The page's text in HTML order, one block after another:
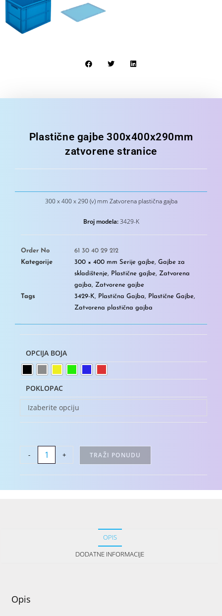
Plastične gajbe 300x400x290mm
zatvorene stranice
300 x 400 x 290 (v) mm Zatvorena plastična gajba
Broj modela:3429-K
Order No
61 30 40 29 212
Kategorije
300 × 400 mm Serije gajbe, Gajbe za
skladištenje, Plastične gajbe, Zatvorena
gajba, Zatvorene gajbe
Tags
3429-K, Plastična Gajba, Plastične Gajbe,
Zatvorena plastična gajba
OPCIJA BOJA
POKLOPAC
Izaberite opciju
- + TRAŽI PONUDU
OPIS
DODATNE INFORMACIJE
Opis